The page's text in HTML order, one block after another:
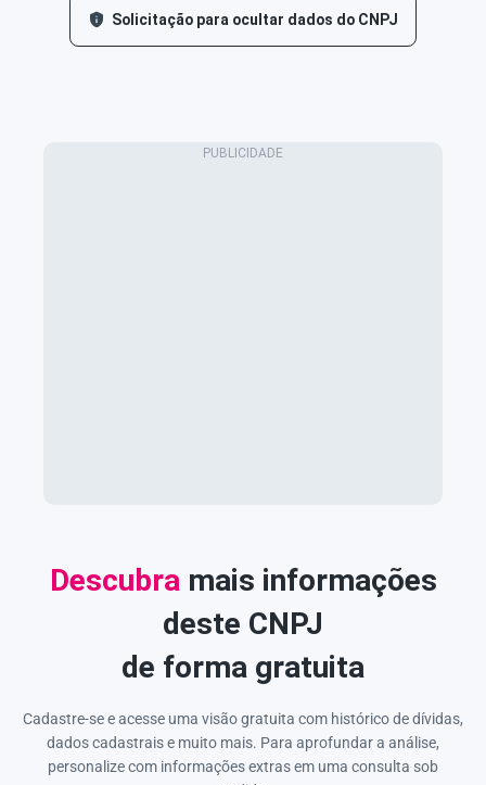
Solicitação para ocultar dados do CNPJ
Descubra mais informações
deste CNPJ
de forma gratuita
Cadastre-se e acesse uma visão gratuita com histórico de dívidas,
dados cadastrais e muito mais. Para aprofundar a análise,
personalize com informações extras em uma consulta sob